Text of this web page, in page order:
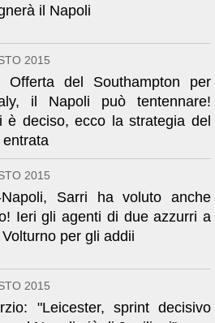
il Napoli
2015
Offerta del Southampton per
il Napoli può tentennare!
è deciso, ecco la strategia del
2015
Napoli, Sarri ha voluto anche
Ieri gli agenti di due azzurri a
per gli addii
2015
"Leicester, sprint decisivo